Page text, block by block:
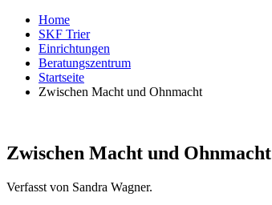
Home
SKF Trier
Einrichtungen
Beratungszentrum
Startseite
Zwischen Macht und Ohnmacht
Zwischen Macht und Ohnmacht
Verfasst von Sandra Wagner.